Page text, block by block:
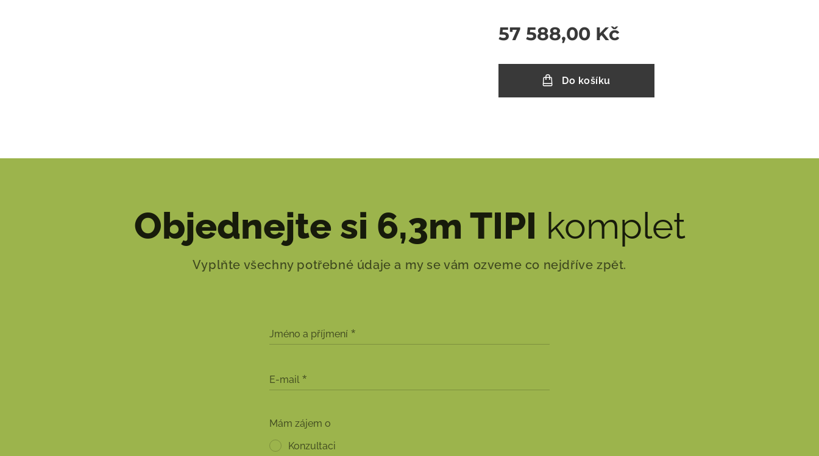
57 588,00 Kč
Do košíku
Objednejte si 6,3m TIPI komplet
Vyplňte všechny potřebné údaje a my se vám ozveme co nejdříve zpět.
Jméno a příjmení
E-mail
Mám zájem o
Konzultaci